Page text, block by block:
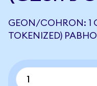
GEON/COHRON: 1
TOKENIZED)